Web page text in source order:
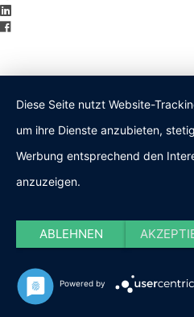
Diese Seite nutzt Website-
um ihre Dienste anzubieten,
Werbung entsprechend den
anzuzeigen.
ABLEHNEN
Powered by